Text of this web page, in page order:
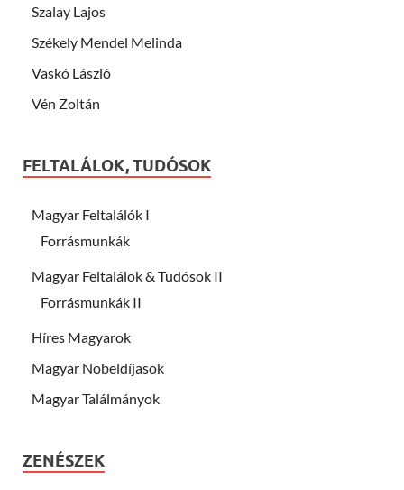
Szalay Lajos
Székely Mendel Melinda
Vaskó László
Vén Zoltán
FELTALÁLOK, TUDÓSOK
Magyar Feltalálók I
Forrásmunkák
Magyar Feltalálok & Tudósok II
Forrásmunkák II
Híres Magyarok
Magyar Nobeldíjasok
Magyar Találmányok
ZENÉSZEK